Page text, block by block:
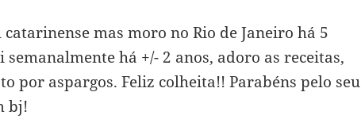
mas moro no Rio de Janeiro há 5
semanalmente há +/- 2 anos, adoro as receitas,
por aspargos. Feliz colheita!! Parabéns pelo seu
bj!